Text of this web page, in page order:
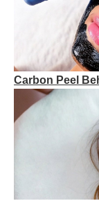
Carbon Peel